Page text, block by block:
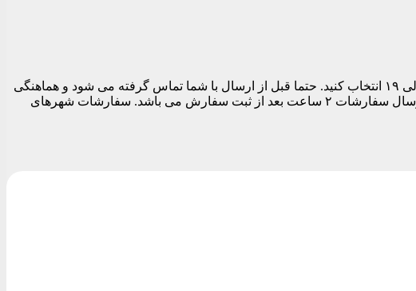
مشتری های ساکن تهران می توانید در قسمت نهایی سفارش قبل از تسویه حساب تاریخ و بازه زمانی ارسال را بین ساعات ۱۱ الی ۱۹ انتخاب کنید. حتما قبل از ارسال با شما تماس گرفته می شود و هماهنگی
های لازم برای ارسال مرسوله انجام می شود. بدیهی است تا زمان پاسخگویی شما سفارشات ارسال نمی شود. زودترین زمان ارسال سفارشات ۲ ساعت بعد از ثبت سفارش می باشد. سفارشات شهرهای